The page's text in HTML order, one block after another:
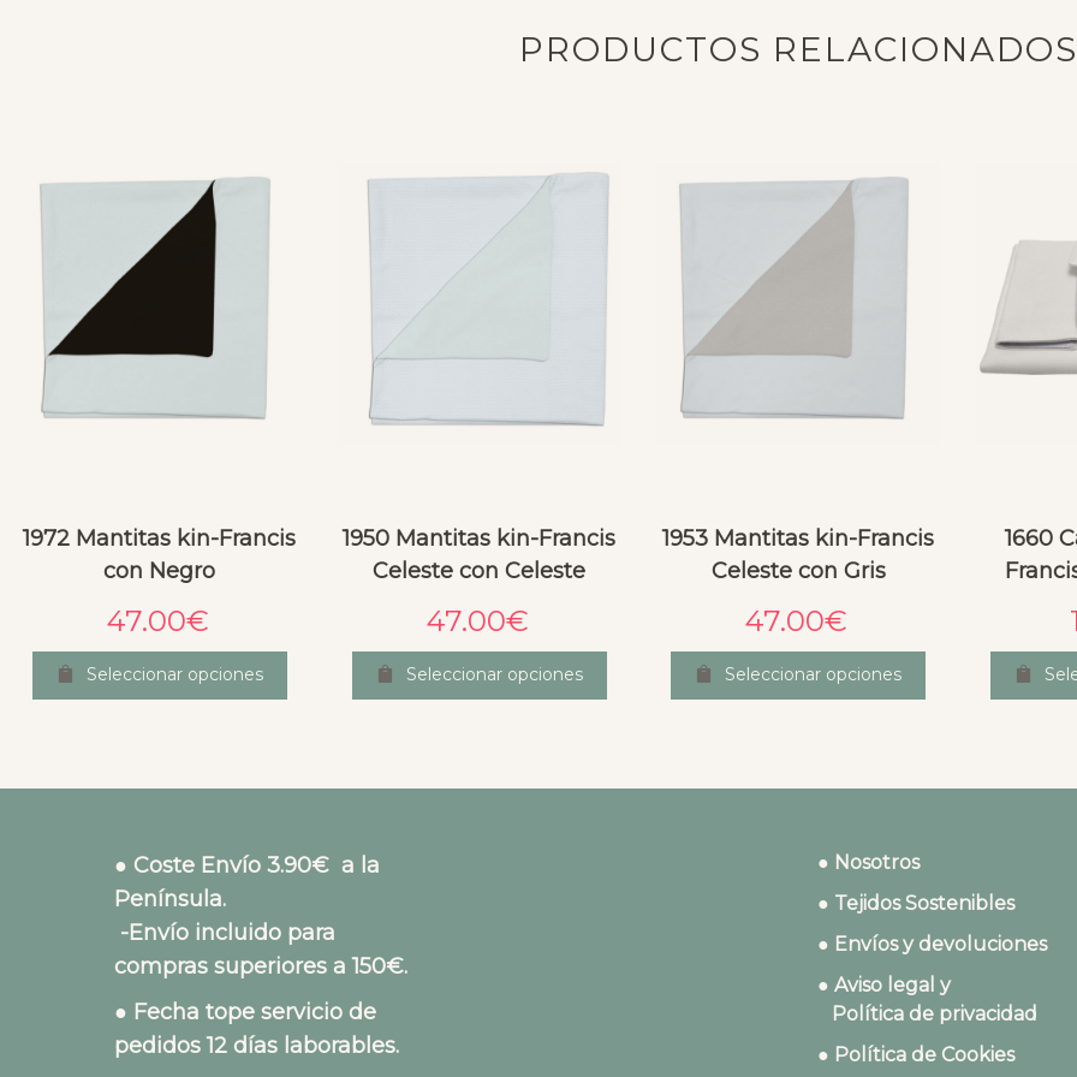
PRODUCTOS RELACIONADOS
1972 Mantitas kin-Francis
con Negro
47.00€
Seleccionar opciones
1950 Mantitas kin-Francis
Celeste con Celeste
47.00€
Seleccionar opciones
1953 Mantitas kin-Francis
Celeste con Gris
47.00€
Seleccionar opciones
1660
● Coste Envío 3.90€ a la
Península.
-Envío incluido para
compras superiores a 150€.
● Fecha tope servicio de
pedidos 12 días laborables.
● Nosotros
● Tejidos Sostenibles
● Envíos y devoluciones
● Aviso legal y
Política de privacidad
● Política de Cookies